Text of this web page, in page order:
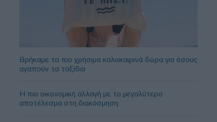
Βρήκαμε τα πιο χρήσιμα καλοκαιρινά δώρα για όσους
αγαπούν τα ταξίδια
Η πιο οικονομική αλλαγή με το μεγαλύτερο
αποτέλεσμα στη διακόσμηση